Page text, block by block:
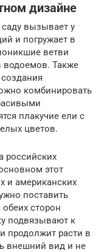
дизайне
вызывает у
и погружает в
ветви
водоемов. Также
комбинировать
плакучие ели с
цветов.
российских
этот
и американских
поставить
сторон
подвязывают к
продолжит расти в
внешний вид и не